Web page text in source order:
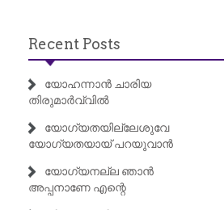
Recent Posts
യോഹന്നാൻ ചാരിയ
തിരുമാർവ്വിൽ
യോഗ്യതയില്ലേശുവേ
യോഗ്യതയായ് പറയുവാൻ
യോഗ്യനല്ല ഞാൻ
അപ്പനാണേ എന്റെ